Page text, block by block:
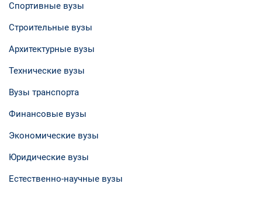
Спортивные вузы
Строительные вузы
Архитектурные вузы
Технические вузы
Вузы транспорта
Финансовые вузы
Экономические вузы
Юридические вузы
Естественно-научные вузы